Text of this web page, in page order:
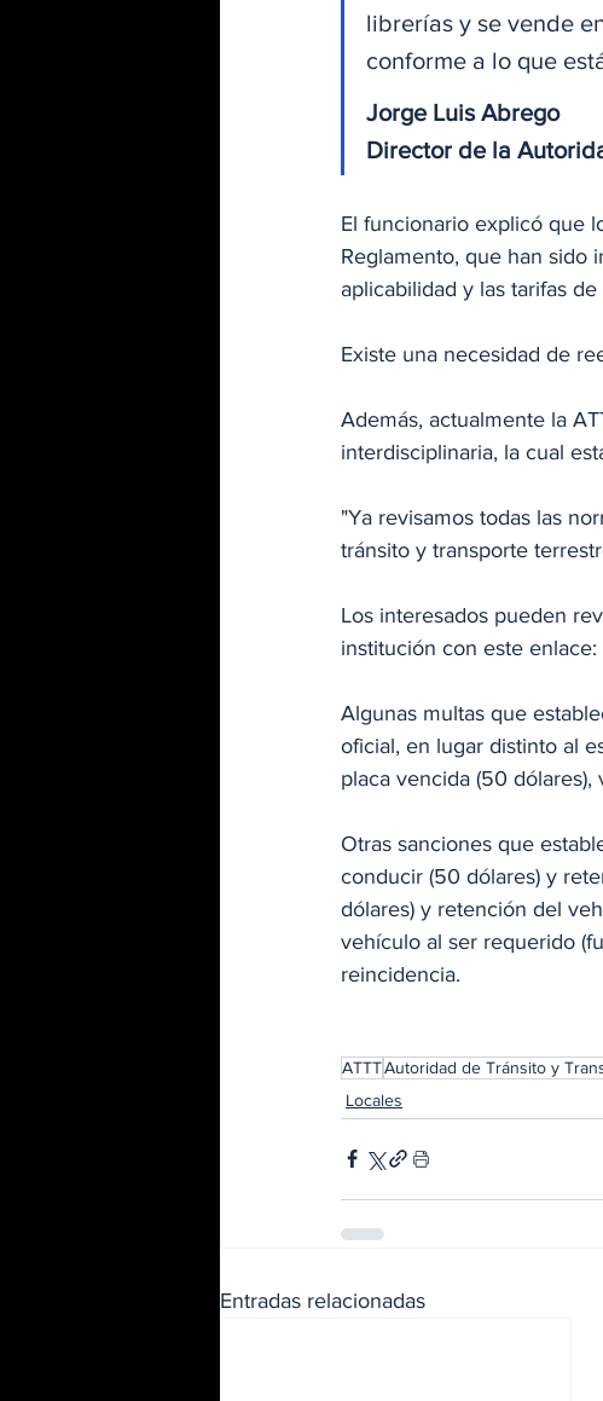
librerías y se vende
conforme a lo que
Jorge Luis Abrego
Director de la
El funcionario explicó que
Reglamento, que han sido
aplicabilidad y las tarifas de
Existe una necesidad de
Además, actualmente la
interdisciplinaria, la cual
"Ya revisamos todas las
tránsito y transporte
Los interesados pueden
institución con este enlace:
Algunas multas que
oficial, en lugar distinto al
placa vencida (50
Otras sanciones que
conducir (50 dólares) y
dólares) y retención del
vehículo al ser requerido
reincidencia.
ATTTAutoridad de Tránsito y
Locales
Entradas relacionadas